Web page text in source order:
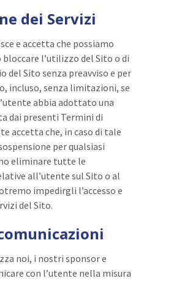
dei Servizi
e accetta che possiamo
l’utilizzo del Sito o di
del Sito senza preavviso e per
incluso, senza limitazioni, se
abbia adottato una
dai presenti Termini di
accetta che, in caso di tale
per qualsiasi
eliminare tutte le
all’utente sul Sito o al
impedirgli l’accesso e
del Sito.
noi, i nostri sponsor e
con l’utente nella misura